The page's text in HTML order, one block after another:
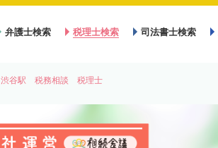
弁護士検索 税理士検索 司法書士検索
渋谷駅 税務相談 税理士